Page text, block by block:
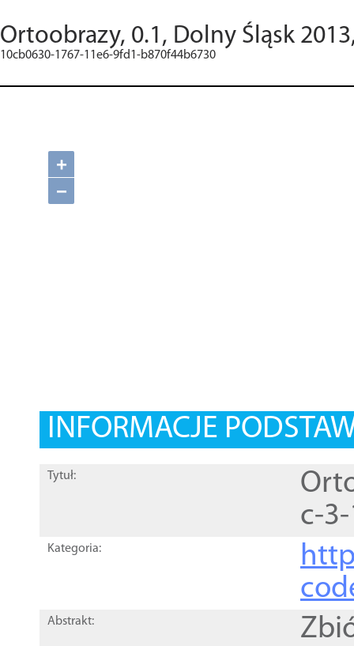
Ortoobrazy, 0.1, Dolny Śląsk
10cb0630-1767-11e6-9fd1-b870f44b6730
+
−
INFORMACJE
Tytuł:
c-
Kategoria:
Abstrakt: